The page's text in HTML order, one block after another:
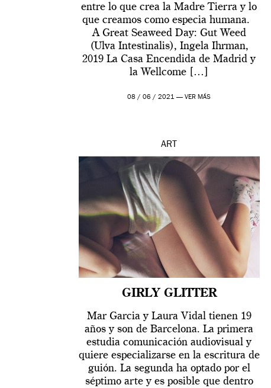
entre lo que crea la Madre Tierra y lo
que creamos como especia humana.
A Great Seaweed Day: Gut Weed
(Ulva Intestinalis), Ingela Ihrman,
2019 La Casa Encendida de Madrid y
la Wellcome […]
08 / 06 / 2021 —VER MÁS
ART
GIRLY GLITTER
Mar Garcia y Laura Vidal tienen 19
años y son de Barcelona. La primera
estudia comunicación audiovisual y
quiere especializarse en la escritura de
guión. La segunda ha optado por el
séptimo arte y es posible que dentro